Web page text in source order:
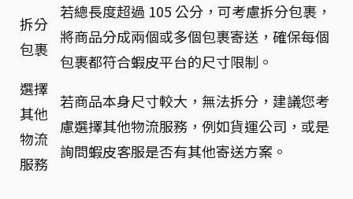
拆分
包裹
若總長度超過 105 公分，可考慮拆分包裹，
將商品分成兩個或多個包裹寄送，確保每個
包裹都符合蝦皮平台的尺寸限制。
選擇
其他
物流
服務
若商品本身尺寸較大，無法拆分，建議您考
慮選擇其他物流服務，例如貨運公司，或是
詢問蝦皮客服是否有其他寄送方案。